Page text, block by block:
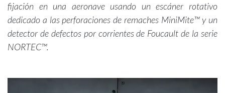
fijación en una aeronave usando un escáner rotativo
dedicado a las perforaciones de remaches MiniMite™ y un
detector de defectos por corrientes de Foucault de la serie
NORTEC™.